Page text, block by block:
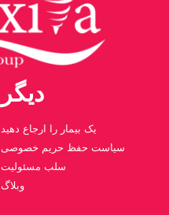
دیگر
یک بیمار را ارجاع دهید
سیاست حفظ حریم خصوصی
سلب مسئولیت
وبلاگ